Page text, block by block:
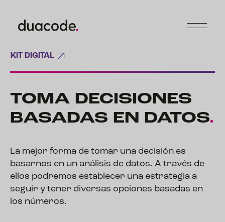
KIT DIGITAL
TOMA DECISIONES
BASADAS EN DATOS.
La mejor forma de tomar una decisión es
basarnos en un análisis de datos. A través de
ellos podremos establecer una estrategia a
seguir y tener diversas opciones basadas en
los números.